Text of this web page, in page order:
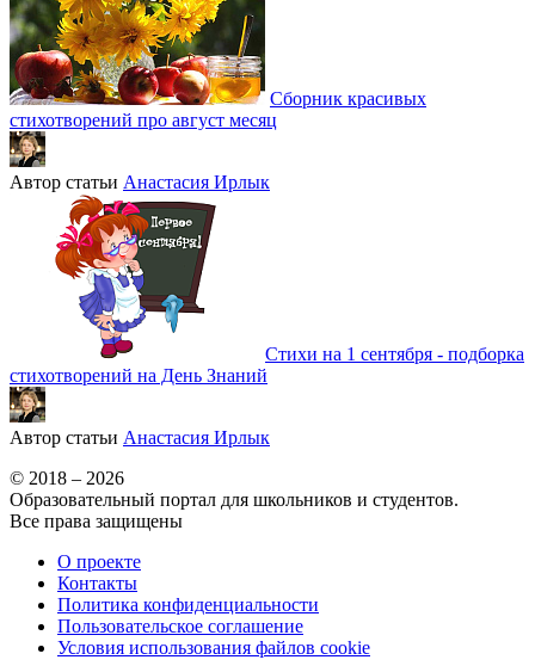
Сборник красивых
стихотворений про август месяц
Автор статьи Анастасия Ирлык
Стихи на 1 сентября - подборка
стихотворений на День Знаний
Автор статьи Анастасия Ирлык
© 2018 – 2026
Образовательный портал для школьников и студентов.
Все права защищены
О проекте
Контакты
Политика конфиденциальности
Пользовательское соглашение
Условия использования файлов cookie